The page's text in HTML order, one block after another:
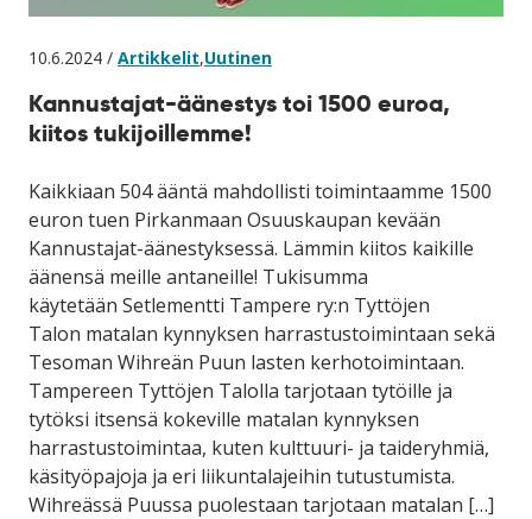
10.6.2024 / Artikkelit,Uutinen
Kannustajat-äänestys toi 1500 euroa,
kiitos tukijoillemme!
Kaikkiaan 504 ääntä mahdollisti toimintaamme 1500
euron tuen Pirkanmaan Osuuskaupan kevään
Kannustajat-äänestyksessä. Lämmin kiitos kaikille
äänensä meille antaneille! Tukisumma
käytetään Setlementti Tampere ry:n Tyttöjen
Talon matalan kynnyksen harrastustoimintaan sekä
Tesoman Wihreän Puun lasten kerhotoimintaan.
Tampereen Tyttöjen Talolla tarjotaan tytöille ja
tytöksi itsensä kokeville matalan kynnyksen
harrastustoimintaa, kuten kulttuuri- ja taideryhmiä,
käsityöpajoja ja eri liikuntalajeihin tutustumista.
Wihreässä Puussa puolestaan tarjotaan matalan […]